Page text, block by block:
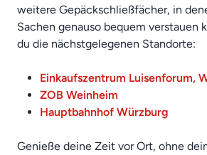
weitere Gepäckschließfächer, in
Sachen genauso bequem verstauen
du die nächstgelegenen Standorte:
Einkaufszentrum Luisenforum,
ZOB Weinheim
Hauptbahnhof Würzburg
Genieße deine Zeit vor Ort, ohne